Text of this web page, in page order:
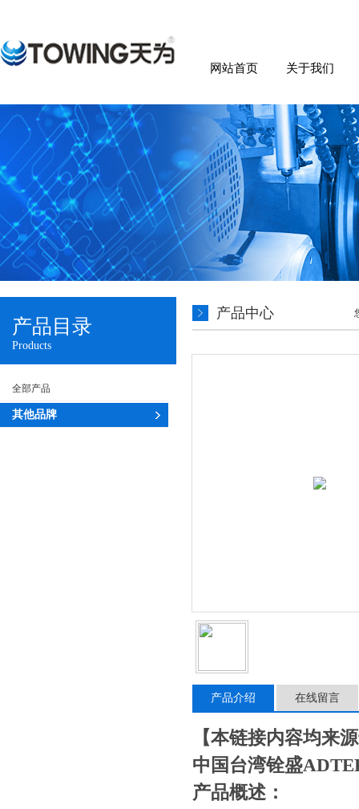
网站首页 关于我们
产品目录
Products
全部产品
其他品牌
产品中心
产品介绍 在线留言
【本链接内容均来
中国台湾铨盛
产品概述：